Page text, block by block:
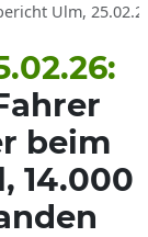
Ulm,
beim
14.000